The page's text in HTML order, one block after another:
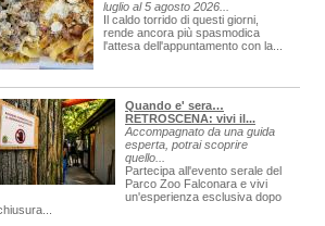
luglio al 5 agosto 2026...
Il caldo torrido di questi giorni,
rende ancora più spasmodica
l'attesa dell'appuntamento con la...
Quando e' sera…
RETROSCENA: vivi il...
Accompagnato da una guida
esperta, potrai scoprire
quello...
Partecipa all'evento serale del
Parco Zoo Falconara e vivi
un'esperienza esclusiva dopo